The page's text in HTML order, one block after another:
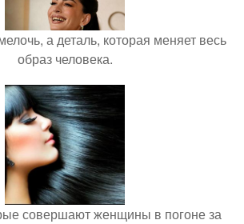
а деталь, которая меняет весь
образ человека.
совершают женщины в погоне за